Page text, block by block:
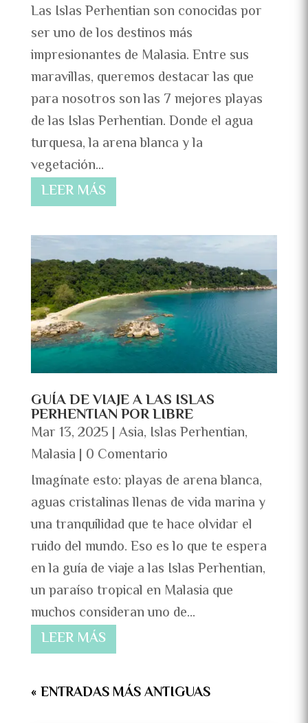
Las Islas Perhentian son conocidas por
ser uno de los destinos más
impresionantes de Malasia. Entre sus
maravillas, queremos destacar las que
para nosotros son las 7 mejores playas
de las Islas Perhentian. Donde el agua
turquesa, la arena blanca y la
vegetación...
LEER MÁS
GUÍA DE VIAJE A LAS ISLAS
PERHENTIAN POR LIBRE
Mar 13, 2025 | Asia, Islas Perhentian,
Malasia | 0 Comentario
Imagínate esto: playas de arena blanca,
aguas cristalinas llenas de vida marina y
una tranquilidad que te hace olvidar el
ruido del mundo. Eso es lo que te espera
en la guía de viaje a las Islas Perhentian,
un paraíso tropical en Malasia que
muchos consideran uno de...
LEER MÁS
« ENTRADAS MÁS ANTIGUAS